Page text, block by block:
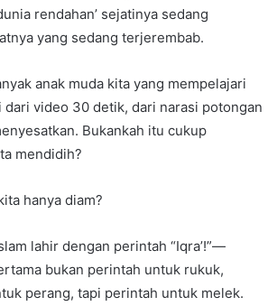
rendahan’ sejatinya sedang
yang sedang terjerembab.
anak muda kita yang mempelajari
dari video 30 detik, dari narasi potongan
Bukankah itu cukup
mendidih?
hanya diam?
lahir dengan perintah “Iqra’!”—
bukan perintah untuk rukuk,
perang, tapi perintah untuk melek.